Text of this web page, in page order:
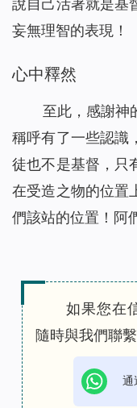
說自己活著就是基
妄無理智的表現！
心中釋然
至此，感謝神
稱呼有了一些認識
徒也不是基督，只
在受造之物的位置
們該站的位置！阿
如果您在
隨時與我們聯繫
通